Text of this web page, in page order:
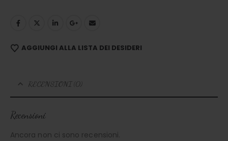
AGGIUNGI ALLA LISTA DEI DESIDERI
RECENSIONI (0)
Recensioni
Ancora non ci sono recensioni.